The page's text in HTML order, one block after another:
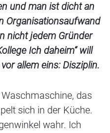
und man ist dicht an
Organisationsaufwand
nicht jedem Gründer
Ich daheim“ will
allem eins: Disziplin.
das
sich in der Küche.
wahr. Ich